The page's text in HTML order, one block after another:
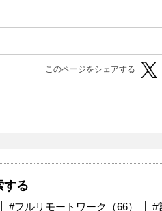
このページをシェアする
する
#フルリモートワーク（66） #